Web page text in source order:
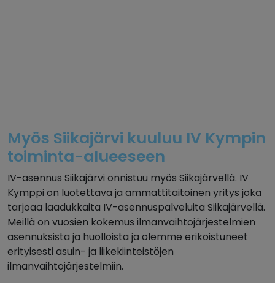
Myös Siikajärvi kuuluu IV Kympin
toiminta-alueeseen
IV-asennus Siikajärvi onnistuu myös Siikajärvellä. IV
Kymppi on luotettava ja ammattitaitoinen yritys joka
tarjoaa laadukkaita IV-asennuspalveluita Siikajärvellä.
Meillä on vuosien kokemus ilmanvaihtojärjestelmien
asennuksista ja huolloista ja olemme erikoistuneet
erityisesti asuin- ja liikekiinteistöjen
ilmanvaihtojärjestelmiin.